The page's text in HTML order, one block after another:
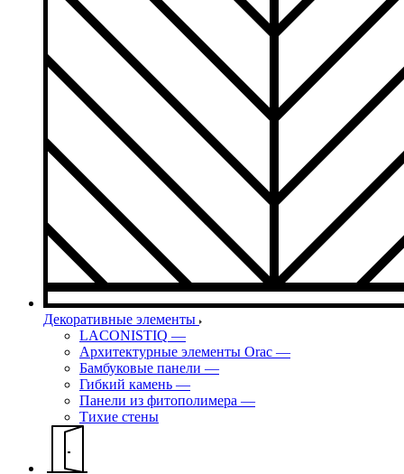
Декоративные элементы
LACONISTIQ —
Архитектурные элементы Orac —
Бамбуковые панели —
Гибкий камень —
Панели из фитополимера —
Тихие стены